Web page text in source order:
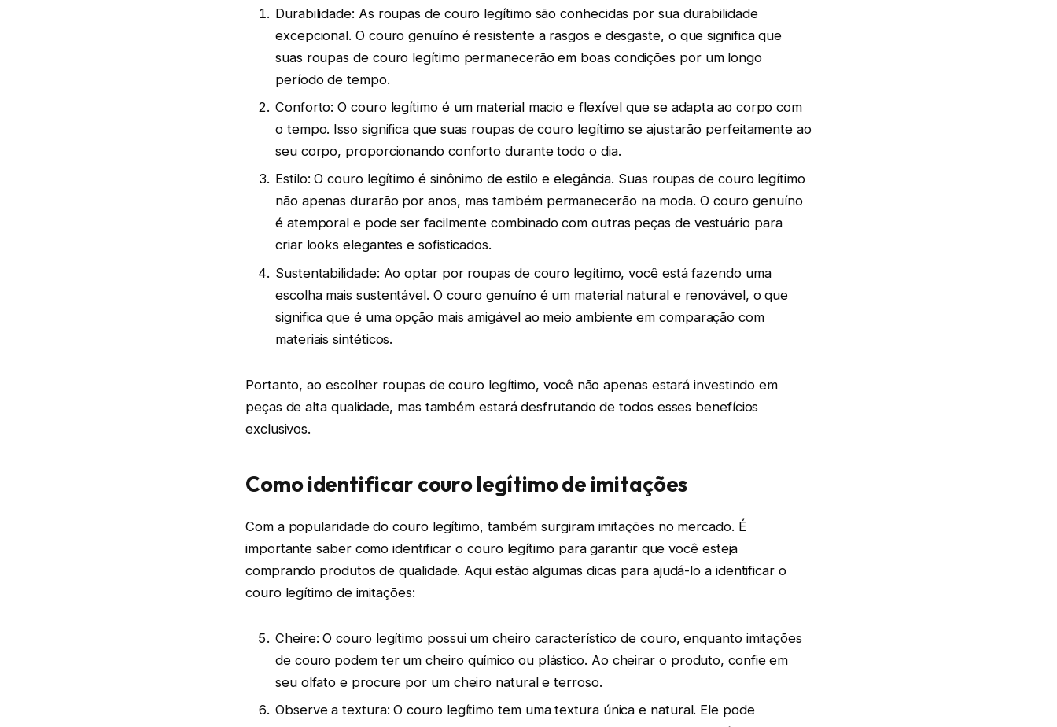
Durabilidade: As roupas de couro legítimo são conhecidas por sua durabilidade
excepcional. O couro genuíno é resistente a rasgos e desgaste, o que significa que
suas roupas de couro legítimo permanecerão em boas condições por um longo
período de tempo.
Conforto: O couro legítimo é um material macio e flexível que se adapta ao corpo com
o tempo. Isso significa que suas roupas de couro legítimo se ajustarão perfeitamente ao
seu corpo, proporcionando conforto durante todo o dia.
Estilo: O couro legítimo é sinônimo de estilo e elegância. Suas roupas de couro legítimo
não apenas durarão por anos, mas também permanecerão na moda. O couro genuíno
é atemporal e pode ser facilmente combinado com outras peças de vestuário para
criar looks elegantes e sofisticados.
Sustentabilidade: Ao optar por roupas de couro legítimo, você está fazendo uma
escolha mais sustentável. O couro genuíno é um material natural e renovável, o que
significa que é uma opção mais amigável ao meio ambiente em comparação com
materiais sintéticos.
Portanto, ao escolher roupas de couro legítimo, você não apenas estará investindo em
peças de alta qualidade, mas também estará desfrutando de todos esses benefícios
exclusivos.
Como identificar couro legítimo de imitações
Com a popularidade do couro legítimo, também surgiram imitações no mercado. É
importante saber como identificar o couro legítimo para garantir que você esteja
comprando produtos de qualidade. Aqui estão algumas dicas para ajudá-lo a identificar o
couro legítimo de imitações:
Cheire: O couro legítimo possui um cheiro característico de couro, enquanto imitações
de couro podem ter um cheiro químico ou plástico. Ao cheirar o produto, confie em
seu olfato e procure por um cheiro natural e terroso.
Observe a textura: O couro legítimo tem uma textura única e natural. Ele pode